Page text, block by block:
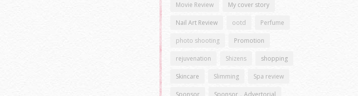
Movie Review My cover story
Nail Art Review ootd Perfume
photo shooting Promotion
rejuvenation Shizens shopping
Skincare Slimming Spa review